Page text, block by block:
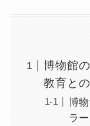
博物館
教育と
博
ラ